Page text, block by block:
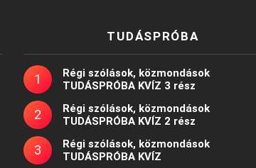
TUDÁSPRÓBA
Régi szólások, közmondások
TUDÁSPRÓBA KVÍZ 3 rész
Régi szólások, közmondások
TUDÁSPRÓBA KVÍZ 2 rész
Régi szólások, közmondások
TUDÁSPRÓBA KVÍZ